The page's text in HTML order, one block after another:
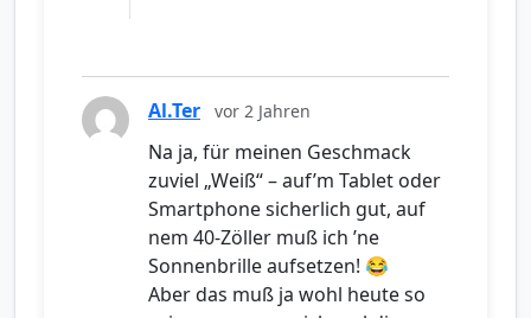
Al.Ter vor 2 Jahren
Na ja, für meinen Geschmack
zuviel „Weiß“ – auf’m Tablet oder
Smartphone sicherlich gut, auf
nem 40-Zöller muß ich ’ne
Sonnenbrille aufsetzen! 😂
Aber das muß ja wohl heute so